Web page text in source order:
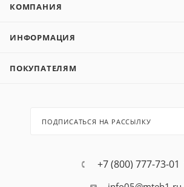
КОМПАНИЯ
ИНФОРМАЦИЯ
ПОКУПАТЕЛЯМ
ПОДПИСАТЬСЯ НА РАССЫЛКУ
+7 (800) 777-73-01